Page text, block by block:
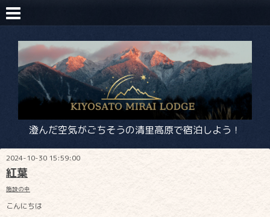
澄んだ空気がごちそうの清里高原で宿泊しよう！
2024-10-30 15:59:00
紅葉
施設の中
こんにちは